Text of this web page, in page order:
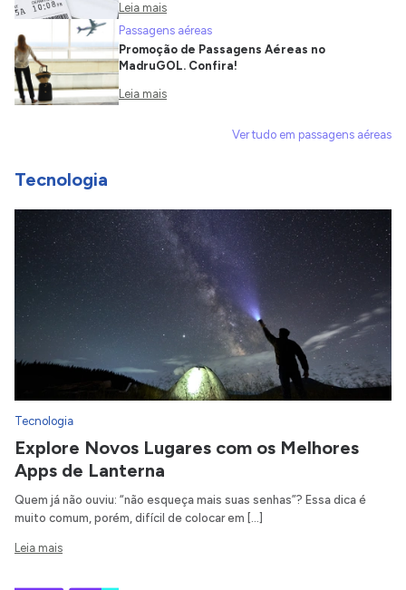
Leia mais
Passagens aéreas
Promoção de Passagens Aéreas no
MadruGOL. Confira!
Leia mais
Ver tudo em passagens aéreas
Tecnologia
Tecnologia
Explore Novos Lugares com os Melhores
Apps de Lanterna
Quem já não ouviu: “não esqueça mais suas senhas”? Essa dica é
muito comum, porém, difícil de colocar em […]
Leia mais